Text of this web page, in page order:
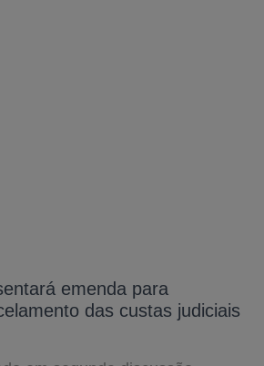
emenda para
das custas judiciais